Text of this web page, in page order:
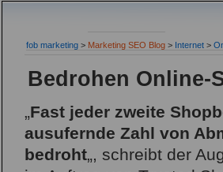
fob marketing > Marketing SEO Blog > Internet >
Bedrohen Online-
„Fast jeder zweite
ausufernde Zahl von
bedroht„, schreibt der